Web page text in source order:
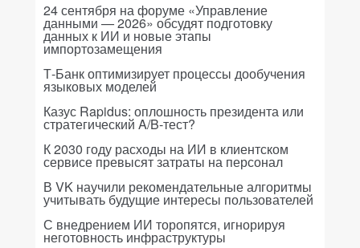
24 сентября на форуме «Управление
данными — 2026» обсудят подготовку
данных к ИИ и новые этапы
импортозамещения
Т-Банк оптимизирует процессы дообучения
языковых моделей
Казус Rapidus: оплошность президента или
стратегический A/B-тест?
К 2030 году расходы на ИИ в клиентском
сервисе превысят затраты на персонал
В VK научили рекомендательные алгоритмы
учитывать будущие интересы пользователей
С внедрением ИИ торопятся, игнорируя
неготовность инфраструктуры